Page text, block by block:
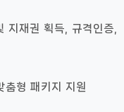
재권 획득, 규격인증,
형 패키지 지원